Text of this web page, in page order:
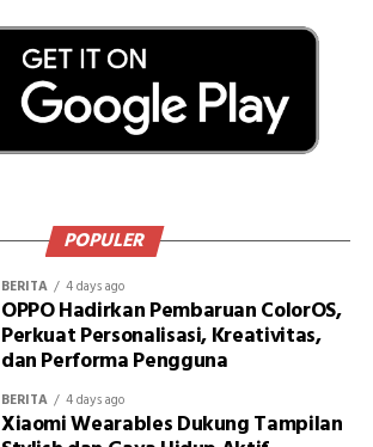
POPULER
BERITA 4 days ago
OPPO Hadirkan Pembaruan ColorOS,
Perkuat Personalisasi, Kreativitas,
dan Performa Pengguna
BERITA 4 days ago
Xiaomi Wearables Dukung Tampilan